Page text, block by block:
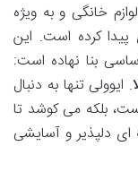
خانگی و به ویژه
کرده است. این
بنا نهاده است:
. ایوولی تنها به دنبال
بلکه می کوشد تا
ای دلپذیر و آسایشی